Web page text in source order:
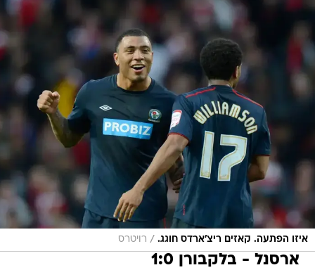
איזו הפתעה. קאזים ריצ'ארדס חוגג. / רויטרס
ארסנל - בלקבורן 1:0